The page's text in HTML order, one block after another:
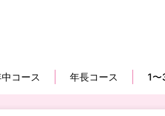
コース 年長コース 1〜